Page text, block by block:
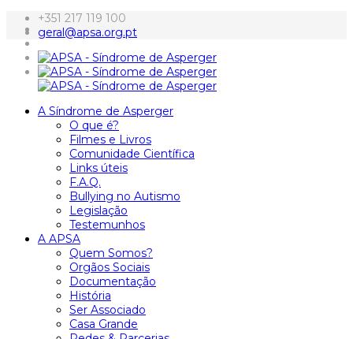
+351 217 119 100
geral@apsa.org.pt
A Síndrome de Asperger
O que é?
Filmes e Livros
Comunidade Científica
Links úteis
F.A.Q.
Bullying no Autismo
Legislação
Testemunhos
A APSA
Quem Somos?
Orgãos Sociais
Documentação
História
Ser Associado
Casa Grande